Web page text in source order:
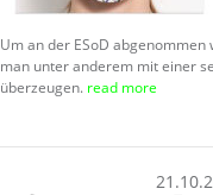
Um an der ESoD abgenommen
man unter anderem mit einer
überzeugen. read more